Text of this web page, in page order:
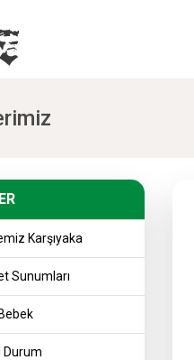
Karşıyaka
Sunumları